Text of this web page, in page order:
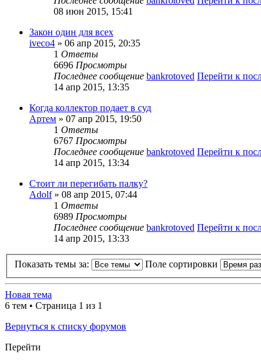
08 июн 2015, 15:41
Закон один для всех
iveco4 » 06 апр 2015, 20:35
1 Ответы
6696 Просмотры
Последнее сообщение bankrotoved Перейти к
14 апр 2015, 13:35
Когда коллектор подает в суд
Артем » 07 апр 2015, 19:50
1 Ответы
6767 Просмотры
Последнее сообщение bankrotoved Перейти к
14 апр 2015, 13:34
Стоит ли перегибать палку?
Adolf» 08 апр 2015, 07:44
1 Ответы
6989 Просмотры
Последнее сообщение bankrotoved Перейти к
14 апр 2015, 13:33
Показать темы за: Поле сортировки
Новая тема
6 тем • Страница 1 из 1
Вернуться к списку форумов
Перейти